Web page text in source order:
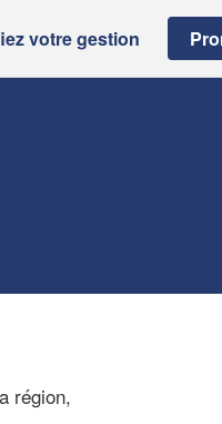
votre gestion
région,